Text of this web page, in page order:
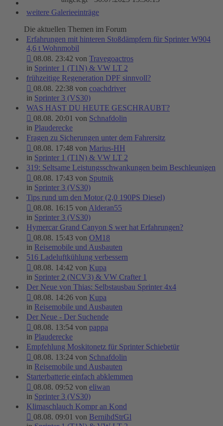
weitere Galerieeinträge
Die aktuellen Themen im Forum
Erfahrungen mit hinteren Stoßdämpfern für Sprinter W904
4,6 t Wohnmobil
08.08. 23:42 von Travegoactros
in Sprinter 1 (T1N) & VW LT 2
frühzeitige Regeneration DPF sinnvoll?
08.08. 22:38 von coachdriver
in Sprinter 3 (VS30)
WAS HAST DU HEUTE GESCHRAUBT?
08.08. 20:01 von Schnafdolin
in Plauderecke
Fragen zu Sicherungen unter dem Fahrersitz
08.08. 17:48 von Marius-HH
in Sprinter 1 (T1N) & VW LT 2
319: Seltsame Leistungsschwankungen beim Beschleunigen
08.08. 17:43 von Sputnik
in Sprinter 3 (VS30)
Tips rund um den Motor (2,0 190PS Diesel)
08.08. 16:15 vonAlderan55
in Sprinter 3 (VS30)
Hymercar Grand Canyon S wer hat Erfahrungen?
08.08. 15:43 von OM18
in Reisemobile und Ausbauten
516 Ladeluftkühlung verbessern
08.08. 14:42 von Kupa
in Sprinter 2 (NCV3) & VW Crafter 1
Der Neue von Thias: Selbstausbau Sprinter 4x4
08.08. 14:26 von Kupa
in Reisemobile und Ausbauten
Der Neue - Der Suchende
08.08. 13:54 von pappa
in Plauderecke
Empfehlung Moskitonetz für Sprinter Schiebetür
08.08. 13:24 von Schnafdolin
in Reisemobile und Ausbauten
Starterbatterie einfach abklemmen
08.08. 09:52 von eliwan
in Sprinter 3 (VS30)
Klimaschlauch Kompr an Kond
08.08. 09:01 von BernihdStrGl